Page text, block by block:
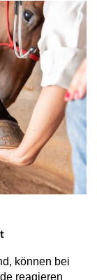
können bei
reagieren